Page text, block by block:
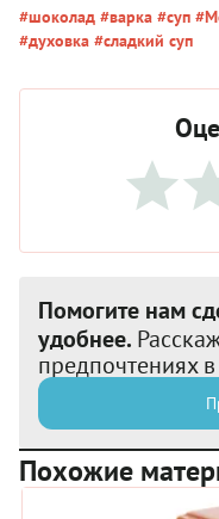
#шоколад #варка #суп
#духовка #сладкий суп
Помогите нам
удобнее.
предпочтениях
Похожие